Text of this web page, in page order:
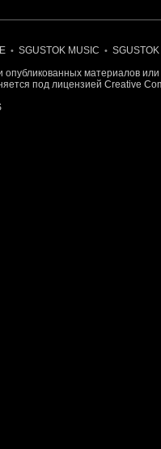
• SGUSTOK MUSIC •
материалов
под лицензией Creative